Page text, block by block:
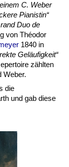
C. Weber
Pianistin“
Duo de
von Théodor
1840 in
Geläufigkeit“
zählten
Weber.
die
und gab diese